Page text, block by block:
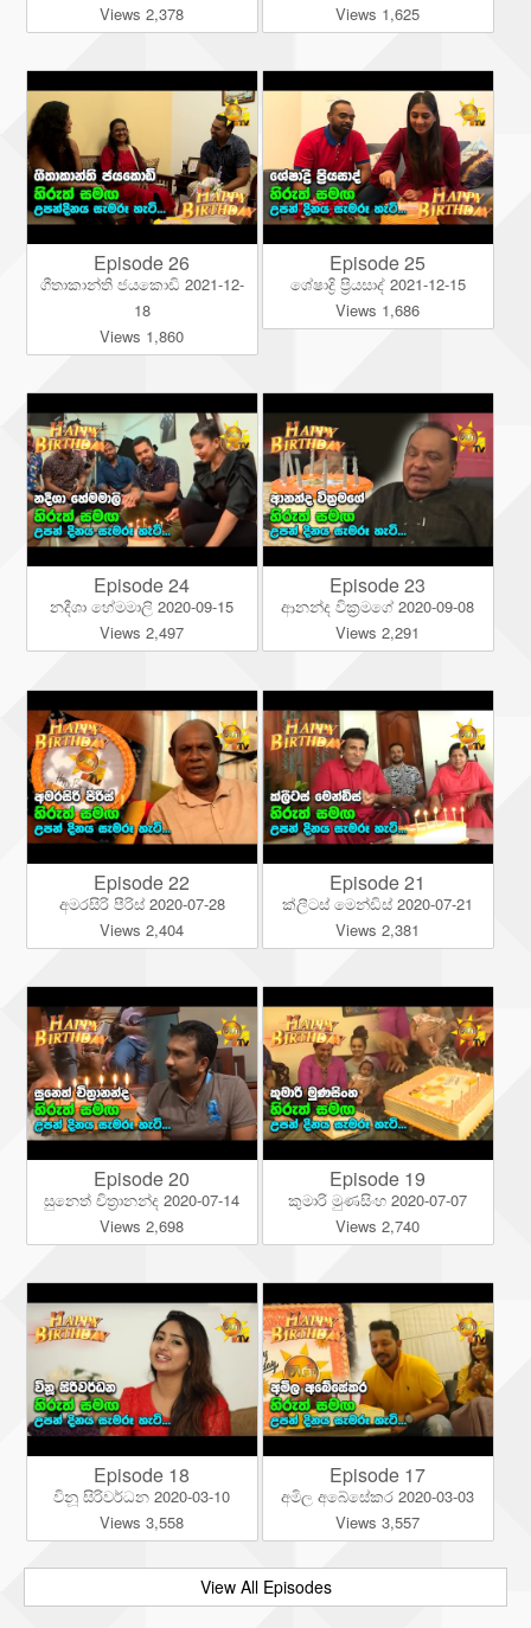
Views 2,378
Views 1,625
Episode 26
ගීතාකාන්ති ජයකොඩි 2021-12-
18
Views 1,860
Episode 25
ශේෂාද්‍රි ප්‍රියසාද් 2021-12-15
Views 1,686
Episode 24
නදීශා හේමමාලි 2020-09-15
Views 2,497
Episode 23
ආනන්ද වික්‍රමගේ 2020-09-08
Views 2,291
Episode 22
අමරසිරි පීරිස් 2020-07-28
Views 2,404
Episode 21
ක්ලීටස් මෙන්ඩිස් 2020-07-21
Views 2,381
Episode 20
සුනෙත් චිත්‍රානන්ද 2020-07-14
Views 2,698
Episode 19
කුමාරි මුණසිංහ 2020-07-07
Views 2,740
Episode 18
විනූ සිරිවර්ධන 2020-03-10
Views 3,558
Episode 17
අමිල අබේසේකර 2020-03-03
Views 3,557
View All Episodes